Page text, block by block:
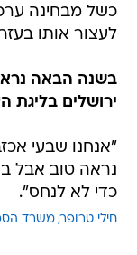
כשל מבחינה
לעצור אותו
בשנה הבאה
ירושלים בליגת
"אנחנו שבעי
נראה טוב אבל
כדי לא לנחס".
חילי טרופר משרד